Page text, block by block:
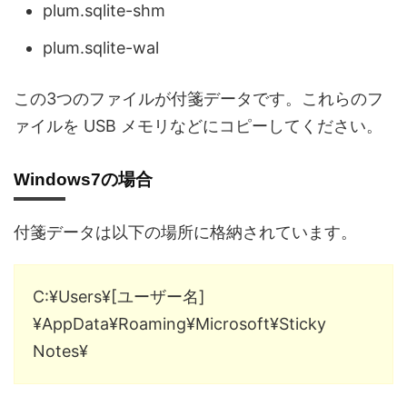
plum.sqlite-shm
plum.sqlite-wal
この3つのファイルが付箋データです。これらのフ
ァイルを USB メモリなどにコピーしてください。
Windows7の場合
付箋データは以下の場所に格納されています。
C:¥Users¥[ユーザー名]
¥AppData¥Roaming¥Microsoft¥Sticky
Notes¥